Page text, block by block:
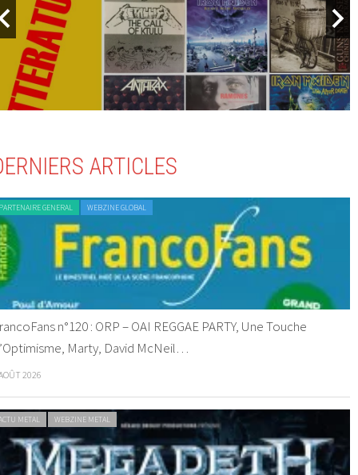
ARTICLES
GENERAL WEBZINE GLOBAL
n°120 : ORP – OAI REGGAE PARTY, Une Touche
Marty, David McNeil…
2026
METAL WEBZINE METAL